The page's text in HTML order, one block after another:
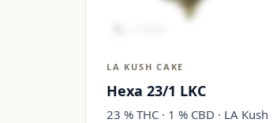
LA KUSH CAKE
Hexa 23/1 LKC
23 % THC · 1 % CBD · LA Kush